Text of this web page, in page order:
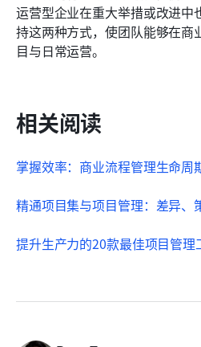
运营型企业在重大举措或改进中
持这两种方式，使团队能够在商
目与日常运营。
相关阅读
掌握效率：商业流程管理生命周
精通项目集与项目管理：差异、
提升生产力的20款最佳项目管理